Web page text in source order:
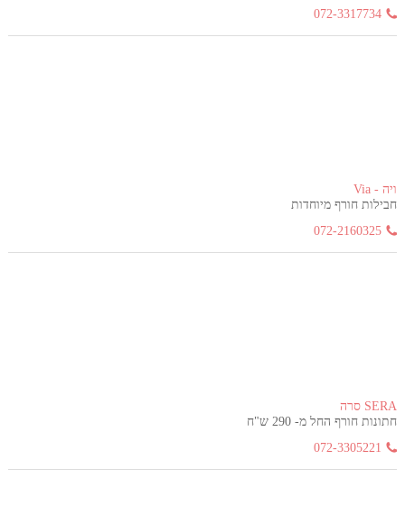
072-3317734
ויה - Via
חבילות חורף מיוחדות
072-2160325
SERA סרה
חתונות חורף החל מ- 290 ש"ח
072-3305221